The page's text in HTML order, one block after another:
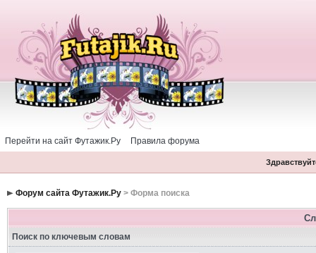
Перейти на сайт Футажик.Ру Правила форума
Форум сайта Футажик.Ру> Форма поиска
Поиск по ключевым словам